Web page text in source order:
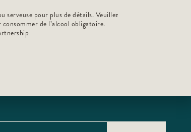
serveuse pour plus de détails. Veuillez
de l’alcool obligatoire.